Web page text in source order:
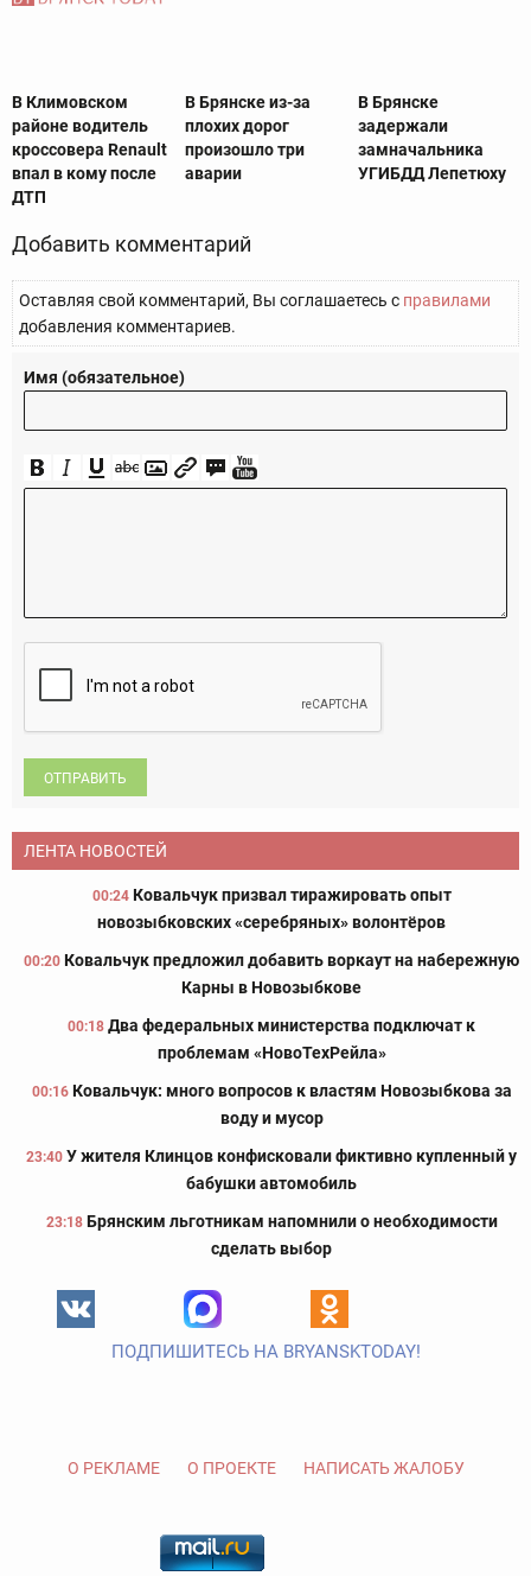
В Климовском
районе водитель
кроссовера Renault
впал в кому после
ДТП‍
В Брянске из-за
плохих дорог
произошло три
аварии
В Брянске
задержали
замначальника
УГИБДД Лепетюху
Добавить комментарий
Оставляя свой комментарий, Вы соглашаетесь с правилами
добавления комментариев.
Имя (обязательное)
ОТПРАВИТЬ
ЛЕНТА НОВОСТЕЙ
00:24 Ковальчук призвал тиражировать опыт
новозыбковских «серебряных» волонтёров
00:20 Ковальчук предложил добавить воркаут на набережную
Карны в Новозыбкове
00:18 Два федеральных министерства подключат к
проблемам «НовоТехРейла»
00:16 Ковальчук: много вопросов к властям Новозыбкова за
воду и мусор
23:40 У жителя Клинцов конфисковали фиктивно купленный у
бабушки автомобиль
23:18 Брянским льготникам напомнили о необходимости
сделать выбор
ПОДПИШИТЕСЬ НА BRYANSKTODAY!
О РЕКЛАМЕ О ПРОЕКТЕ НАПИСАТЬ ЖАЛОБУ